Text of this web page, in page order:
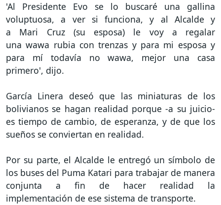
'Al Presidente Evo se lo buscaré una gallina
voluptuosa, a ver si funciona, y al Alcalde y
a Mari Cruz (su esposa) le voy a regalar
una wawa rubia con trenzas y para mi esposa y
para mí todavía no wawa, mejor una casa
primero', dijo.
García Linera deseó que las miniaturas de los
bolivianos se hagan realidad porque -a su juicio-
es tiempo de cambio, de esperanza, y de que los
sueños se conviertan en realidad.
Por su parte, el Alcalde le entregó un símbolo de
los buses del Puma Katari para trabajar de manera
conjunta a fin de hacer realidad la
implementación de ese sistema de transporte.